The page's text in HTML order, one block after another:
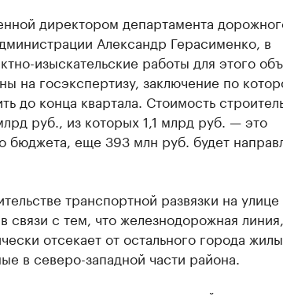
директором департамента
Александр Герасименко, в
изыскательские работы для этого
на госэкспертизу, заключение по
до конца квартала. Стоимость
руб., из которых 1,1 млрд руб. — это
бюджета, еще 393 млн руб. будет
транспортной развязки на улице
связи с тем, что железнодорожная линия,
отсекает от остального города
в северо-западной части района.